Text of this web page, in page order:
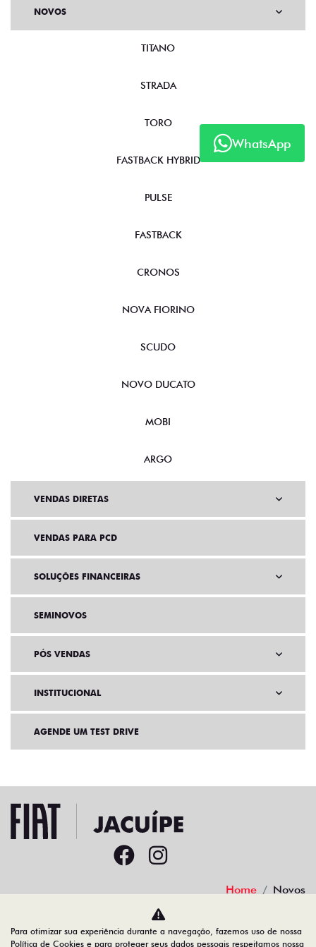
WhatsApp
NOVOS
TITANO
STRADA
TORO
FASTBACK HYBRID
PULSE
FASTBACK
CRONOS
NOVA FIORINO
SCUDO
NOVO DUCATO
MOBI
ARGO
VENDAS DIRETAS
VENDAS PARA PCD
SOLUÇÕES FINANCEIRAS
SEMINOVOS
PÓS VENDAS
INSTITUCIONAL
AGENDE UM TEST DRIVE
Home Novos
Desacelere. Seu bem maior é a vida.
Para otimizar sua experiência durante a navegação, fazemos uso de nossa
Política de Cookies e para proteger seus dados pessoais respeitamos nossa